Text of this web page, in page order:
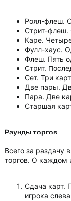
Роял-флеш.
Стрит-флеш.
Каре.
Фулл-хаус.
Флеш. Пять
Стрит.
Сет. Три
Две пары.
Пара. Две
Старшая
Раунды торгов
Всего за раздачу
торгов. О каждом
Сдача карт.
игрока